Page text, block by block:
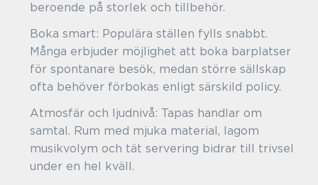
beroende på storlek och tillbehör.
Boka smart: Populära ställen fylls snabbt.
Många erbjuder möjlighet att boka barplatser
för spontanare besök, medan större sällskap
ofta behöver förbokas enligt särskild policy.
Atmosfär och ljudnivå: Tapas handlar om
samtal. Rum med mjuka material, lagom
musikvolym och tät servering bidrar till trivsel
under en hel kväll.